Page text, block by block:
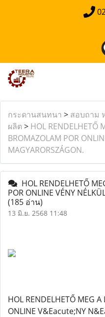
กระดานสนทนา > สอบถาม
ผลิต > HOL RENDELHETŐ
BROMAZOLAM POR
MAGYARORSZÁGON.
HOL RENDELHETŐ
POR ONLINE VÉNY
(185 อ่าน)
13 มิ.ย. 2568 11:48
HOL RENDELHETŐ MEG A
ONLINE V&Eacute;NY